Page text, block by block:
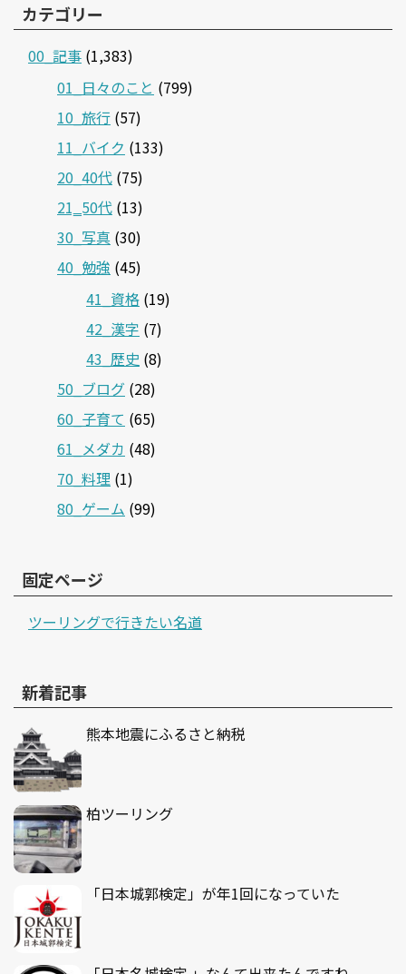
カテゴリー
00_記事 (1,383)
01_日々のこと (799)
10_旅行 (57)
11_バイク (133)
20_40代 (75)
21‗50代 (13)
30_写真 (30)
40_勉強 (45)
41_資格 (19)
42_漢字 (7)
43_歴史 (8)
50_ブログ (28)
60_子育て (65)
61_メダカ (48)
70_料理 (1)
80_ゲーム (99)
固定ページ
ツーリングで行きたい名道
新着記事
熊本地震にふるさと納税
柏ツーリング
「日本城郭検定」が年1回になっていた